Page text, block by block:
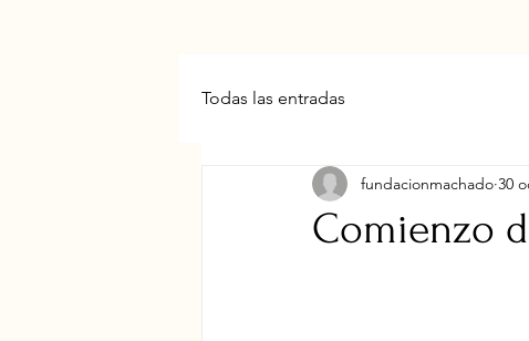
Todas las entradas
Comienzo
fundacionmachado 30